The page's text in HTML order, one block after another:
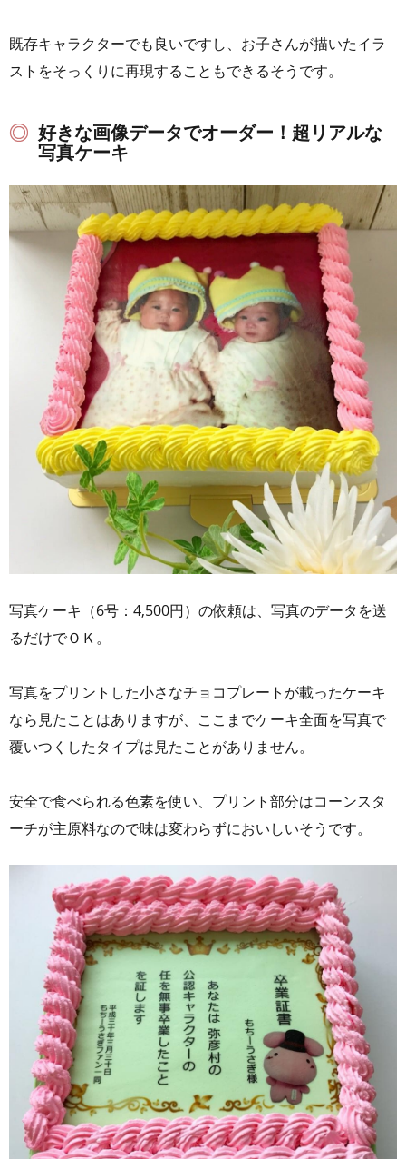
既存キャラクターでも良いですし、お子さんが描いたイラ
ストをそっくりに再現することもできるそうです。
好きな画像データでオーダー！超リアルな
写真ケーキ
写真ケーキ（6号：4,500円）の依頼は、写真のデータを送
るだけでＯＫ。
写真をプリントした小さなチョコプレートが載ったケーキ
なら見たことはありますが、ここまでケーキ全面を写真で
覆いつくしたタイプは見たことがありません。
安全で食べられる色素を使い、プリント部分はコーンスタ
ーチが主原料なので味は変わらずにおいしいそうです。